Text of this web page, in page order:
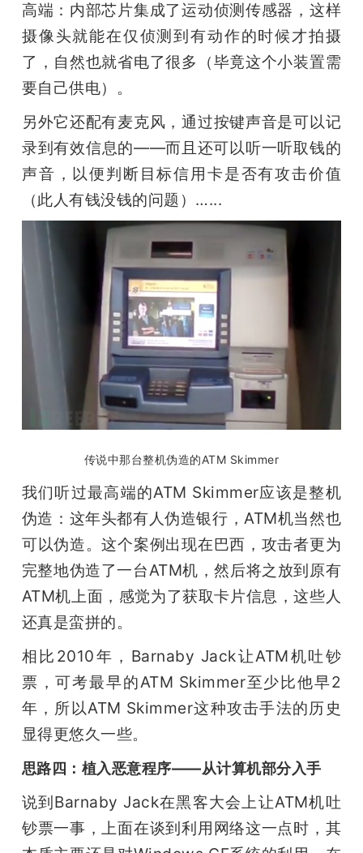
高端：内部芯片集成了运动侦测传感器，这样
摄像头就能在仅侦测到有动作的时候才拍摄
了，自然也就省电了很多（毕竟这个小装置需
要自己供电）。
另外它还配有麦克风，通过按键声音是可以记
录到有效信息的——而且还可以听一听取钱的
声音，以便判断目标信用卡是否有攻击价值
（此人有钱没钱的问题）…...
传说中那台整机伪造的ATM Skimmer
我们听过最高端的ATM Skimmer应该是整机
伪造：这年头都有人伪造银行，ATM机当然也
可以伪造。这个案例出现在巴西，攻击者更为
完整地伪造了一台ATM机，然后将之放到原有
ATM机上面，感觉为了获取卡片信息，这些人
还真是蛮拼的。
相比2010年，Barnaby Jack让ATM机吐钞
票，可考最早的ATM Skimmer至少比他早2
年，所以ATM Skimmer这种攻击手法的历史
显得更悠久一些。
思路四：植入恶意程序——从计算机部分入手
说到Barnaby Jack在黑客大会上让ATM机吐
钞票一事，上面在谈到利用网络这一点时，其